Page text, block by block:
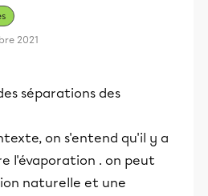
2021
séparations des
on s'entend qu'il y a
l'évaporation . on peut
naturelle et une